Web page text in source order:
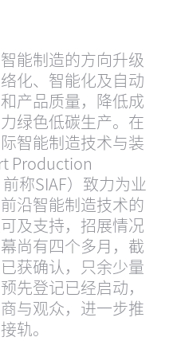
能制造的方向升级
化、智能化及自动
产品质量，降低成
绿色低碳生产。在
智能制造技术与装
Production
称SIAF）致力为业
沿智能制造技术的
及支持，招展情况
尚有四个多月，截
获确认，只余少量
先登记已经启动，
与观众，进一步推
轨。